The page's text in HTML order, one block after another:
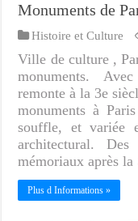
Monuments de
Histoire et Culture
Ville de culture ,
monuments.
remonte à la 3e
monuments à
souffle, et variée
architectural.
mémoriaux après
Plus d Informations »